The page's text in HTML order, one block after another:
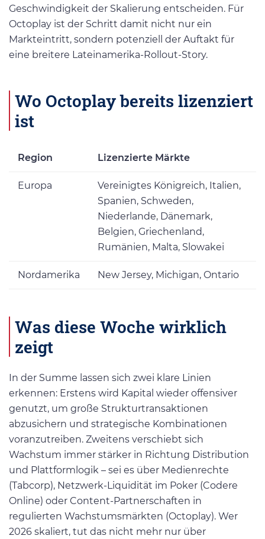
Geschwindigkeit der Skalierung entscheiden. Für
Octoplay ist der Schritt damit nicht nur ein
Markteintritt, sondern potenziell der Auftakt für
eine breitere Lateinamerika-Rollout-Story.
Wo Octoplay bereits lizenziert
ist
Region Lizenzierte Märkte
Europa
Vereinigtes Königreich, Italien,
Spanien, Schweden,
Niederlande, Dänemark,
Belgien, Griechenland,
Rumänien, Malta, Slowakei
Nordamerika New Jersey, Michigan, Ontario
Was diese Woche wirklich
zeigt
In der Summe lassen sich zwei klare Linien
erkennen: Erstens wird Kapital wieder offensiver
genutzt, um große Strukturtransaktionen
abzusichern und strategische Kombinationen
voranzutreiben. Zweitens verschiebt sich
Wachstum immer stärker in Richtung Distribution
und Plattformlogik – sei es über Medienrechte
(Tabcorp), Netzwerk-Liquidität im Poker (Codere
Online) oder Content-Partnerschaften in
regulierten Wachstumsmärkten (Octoplay). Wer
2026 skaliert, tut das nicht mehr nur über